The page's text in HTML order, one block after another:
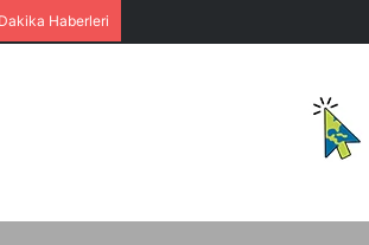
Haberleri